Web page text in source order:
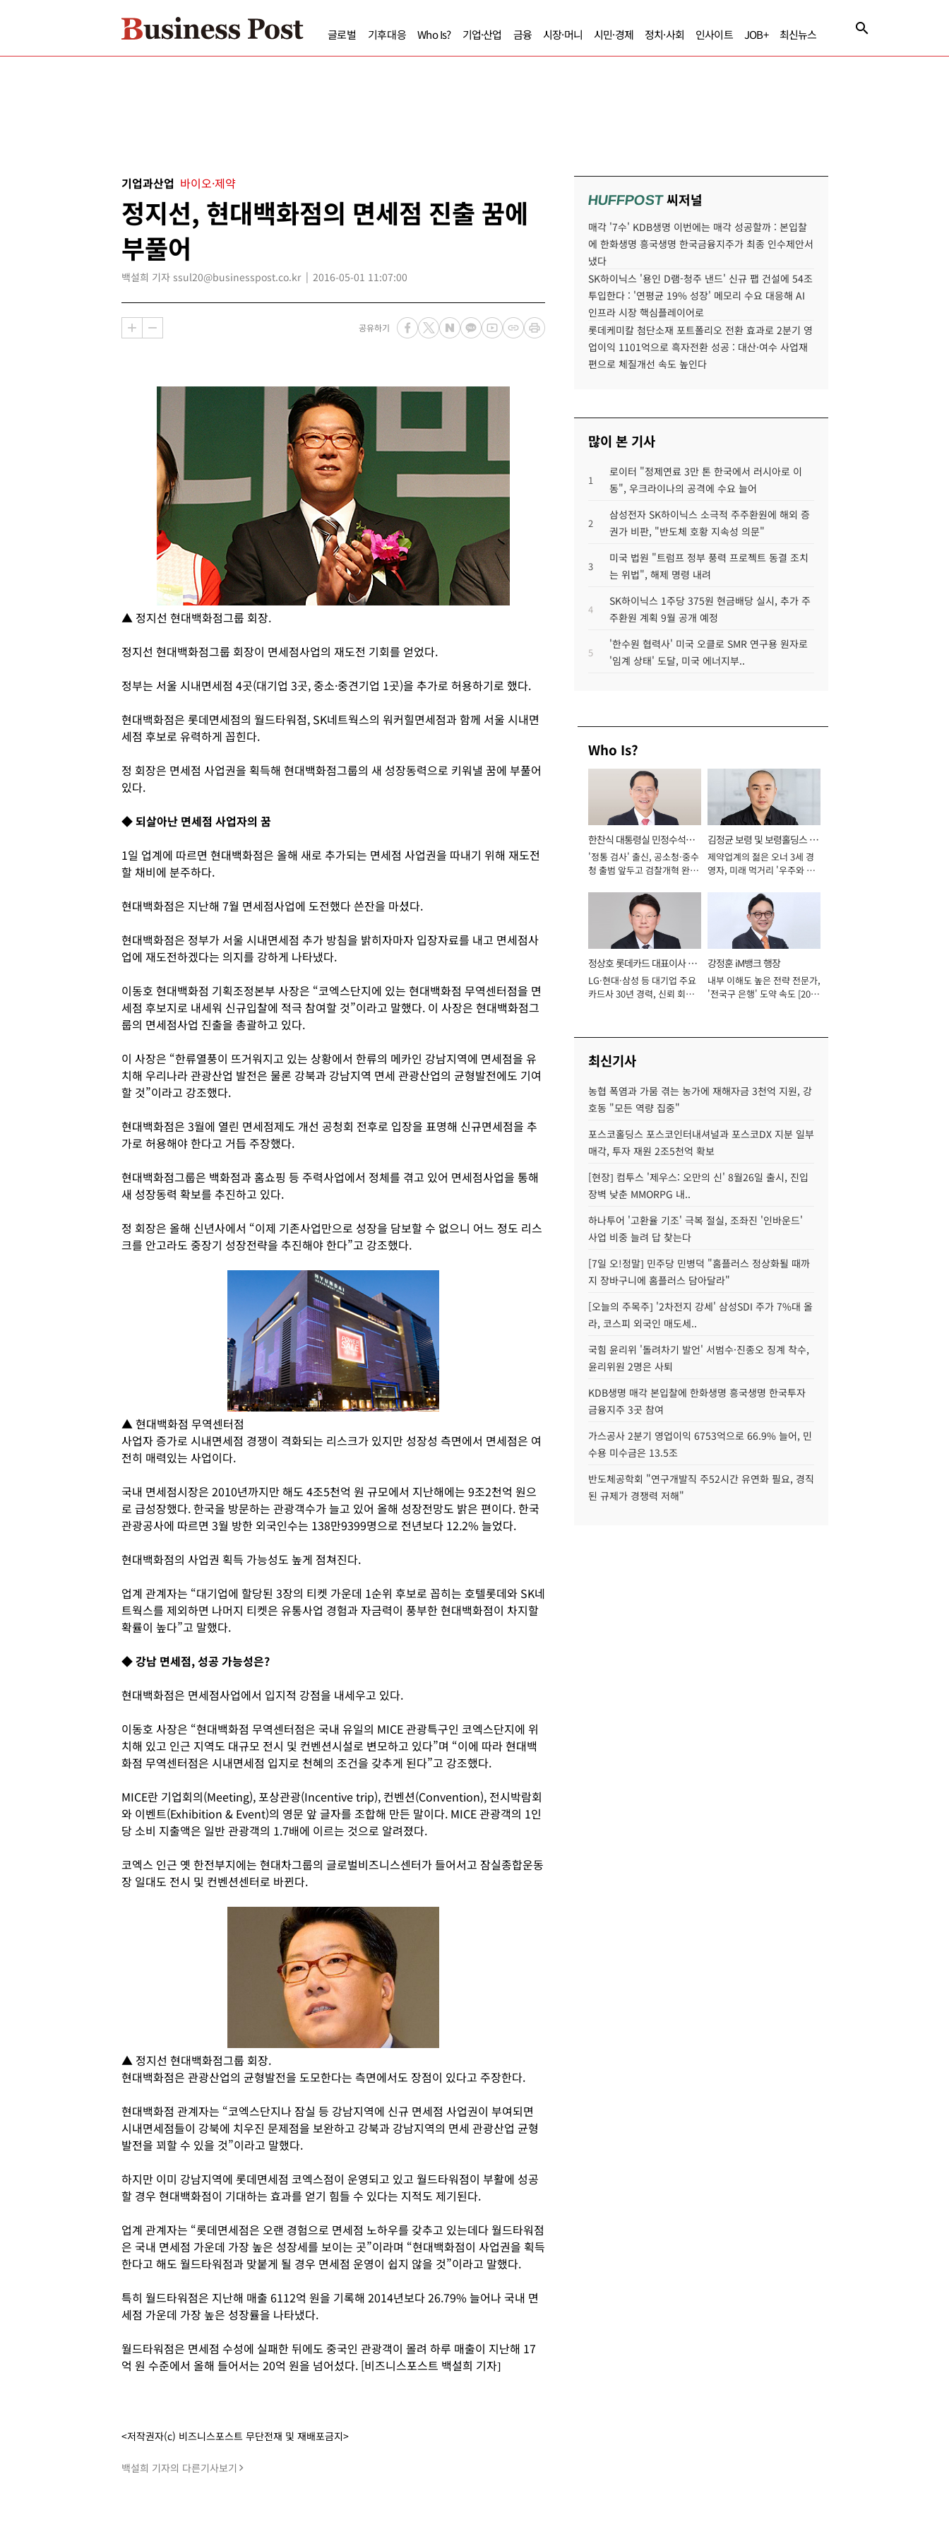
글로벌 기후대응 Who Is? 기업·산업 금융 시장·머니 시민·경제 정치·사회 인사이트 JOB+ 최신뉴스
기업과산업 바이오·제약
정지선, 현대백화점의 면세점 진출 꿈에
부풀어
백설희 기자 ssul20@businesspost.co.kr 2016-05-01 11:07:00
공유하기
▲ 정지선 현대백화점그룹 회장.
정지선 현대백화점그룹 회장이 면세점사업의 재도전 기회를 얻었다.
정부는 서울 시내면세점 4곳(대기업 3곳, 중소·중견기업 1곳)을 추가로 허용하기로 했다.
현대백화점은 롯데면세점의 월드타워점, SK네트웍스의 워커힐면세점과 함께 서울 시내면
세점 후보로 유력하게 꼽힌다.
정 회장은 면세점 사업권을 획득해 현대백화점그룹의 새 성장동력으로 키워낼 꿈에 부풀어
있다.
◆ 되살아난 면세점 사업자의 꿈
1일 업계에 따르면 현대백화점은 올해 새로 추가되는 면세점 사업권을 따내기 위해 재도전
할 채비에 분주하다.
현대백화점은 지난해 7월 면세점사업에 도전했다 쓴잔을 마셨다.
현대백화점은 정부가 서울 시내면세점 추가 방침을 밝히자마자 입장자료를 내고 면세점사
업에 재도전하겠다는 의지를 강하게 나타냈다.
이동호 현대백화점 기획조정본부 사장은 “코엑스단지에 있는 현대백화점 무역센터점을 면
세점 후보지로 내세워 신규입찰에 적극 참여할 것”이라고 말했다. 이 사장은 현대백화점그
룹의 면세점사업 진출을 총괄하고 있다.
이 사장은 “한류열풍이 뜨거워지고 있는 상황에서 한류의 메카인 강남지역에 면세점을 유
치해 우리나라 관광산업 발전은 물론 강북과 강남지역 면세 관광산업의 균형발전에도 기여
할 것”이라고 강조했다.
현대백화점은 3월에 열린 면세점제도 개선 공청회 전후로 입장을 표명해 신규면세점을 추
가로 허용해야 한다고 거듭 주장했다.
현대백화점그룹은 백화점과 홈쇼핑 등 주력사업에서 정체를 겪고 있어 면세점사업을 통해
새 성장동력 확보를 추진하고 있다.
정 회장은 올해 신년사에서 “이제 기존사업만으로 성장을 담보할 수 없으니 어느 정도 리스
크를 안고라도 중장기 성장전략을 추진해야 한다”고 강조했다.
▲ 현대백화점 무역센터점
사업자 증가로 시내면세점 경쟁이 격화되는 리스크가 있지만 성장성 측면에서 면세점은 여
전히 매력있는 사업이다.
국내 면세점시장은 2010년까지만 해도 4조5천억 원 규모에서 지난해에는 9조2천억 원으
로 급성장했다. 한국을 방문하는 관광객수가 늘고 있어 올해 성장전망도 밝은 편이다. 한국
관광공사에 따르면 3월 방한 외국인수는 138만9399명으로 전년보다 12.2% 늘었다.
현대백화점의 사업권 획득 가능성도 높게 점쳐진다.
업계 관계자는 “대기업에 할당된 3장의 티켓 가운데 1순위 후보로 꼽히는 호텔롯데와 SK네
트웍스를 제외하면 나머지 티켓은 유통사업 경험과 자금력이 풍부한 현대백화점이 차지할
확률이 높다”고 말했다.
◆ 강남 면세점, 성공 가능성은?
현대백화점은 면세점사업에서 입지적 강점을 내세우고 있다.
이동호 사장은 “현대백화점 무역센터점은 국내 유일의 MICE 관광특구인 코엑스단지에 위
치해 있고 인근 지역도 대규모 전시 및 컨벤션시설로 변모하고 있다”며 “이에 따라 현대백
화점 무역센터점은 시내면세점 입지로 천혜의 조건을 갖추게 된다”고 강조했다.
MICE란 기업회의(Meeting), 포상관광(Incentive trip), 컨벤션(Convention), 전시박람회
와 이벤트(Exhibition & Event)의 영문 앞 글자를 조합해 만든 말이다. MICE 관광객의 1인
당 소비 지출액은 일반 관광객의 1.7배에 이르는 것으로 알려졌다.
코엑스 인근 옛 한전부지에는 현대차그룹의 글로벌비즈니스센터가 들어서고 잠실종합운동
장 일대도 전시 및 컨벤션센터로 바뀐다.
▲ 정지선 현대백화점그룹 회장.
현대백화점은 관광산업의 균형발전을 도모한다는 측면에서도 장점이 있다고 주장한다.
현대백화점 관계자는 “코엑스단지나 잠실 등 강남지역에 신규 면세점 사업권이 부여되면
시내면세점들이 강북에 치우진 문제점을 보완하고 강북과 강남지역의 면세 관광산업 균형
발전을 꾀할 수 있을 것”이라고 말했다.
하지만 이미 강남지역에 롯데면세점 코엑스점이 운영되고 있고 월드타워점이 부활에 성공
할 경우 현대백화점이 기대하는 효과를 얻기 힘들 수 있다는 지적도 제기된다.
업계 관계자는 “롯데면세점은 오랜 경험으로 면세점 노하우를 갖추고 있는데다 월드타워점
은 국내 면세점 가운데 가장 높은 성장세를 보이는 곳”이라며 “현대백화점이 사업권을 획득
한다고 해도 월드타워점과 맞붙게 될 경우 면세점 운영이 쉽지 않을 것”이라고 말했다.
특히 월드타워점은 지난해 매출 6112억 원을 기록해 2014년보다 26.79% 늘어나 국내 면
세점 가운데 가장 높은 성장률을 나타냈다.
월드타워점은 면세점 수성에 실패한 뒤에도 중국인 관광객이 몰려 하루 매출이 지난해 17
억 원 수준에서 올해 들어서는 20억 원을 넘어섰다. [비즈니스포스트 백설희 기자]
<저작권자(c) 비즈니스포스트 무단전재 및 재배포금지>
백설희 기자의 다른기사보기
HUFFPOST씨저널
매각 '7수' KDB생명 이번에는 매각 성공할까 : 본입찰
에 한화생명 흥국생명 한국금융지주가 최종 인수제안서
냈다
SK하이닉스 '용인 D램-청주 낸드' 신규 팹 건설에 54조
투입한다 : '연평균 19% 성장' 메모리 수요 대응해 AI
인프라 시장 핵심플레이어로
롯데케미칼 첨단소재 포트폴리오 전환 효과로 2분기 영
업이익 1101억으로 흑자전환 성공 : 대산·여수 사업재
편으로 체질개선 속도 높인다
많이 본 기사
1
로이터 "정제연료 3만 톤 한국에서 러시아로 이
동", 우크라이나의 공격에 수요 늘어
2
삼성전자 SK하이닉스 소극적 주주환원에 해외 증
권가 비판, "반도체 호황 지속성 의문"
3
미국 법원 "트럼프 정부 풍력 프로젝트 동결 조치
는 위법", 해제 명령 내려
4
SK하이닉스 1주당 375원 현금배당 실시, 추가 주
주환원 계획 9월 공개 예정
5
'한수원 협력사' 미국 오클로 SMR 연구용 원자로
'임계 상태' 도달, 미국 에너지부..
Who Is?
한찬식 대통령실 민정수석비
서관
'정통 검사' 출신, 공소청·중수
청 출범 앞두고 검찰개혁 완수
김정균 보령 및 보령홀딩스 대
표이사 사장
제약업계의 젊은 오너 3세 경
영자, 미래 먹거리 '우주와 헬
정상호 롯데카드 대표이사 사
장
LG·현대·삼성 등 대기업 주요
카드사 30년 경력, 신뢰 회복
강정훈 iM뱅크 행장
내부 이해도 높은 전략 전문가,
'전국구 은행' 도약 속도 [2026
최신기사
농협 폭염과 가뭄 겪는 농가에 재해자금 3천억 지원, 강
호동 "모든 역량 집중"
포스코홀딩스 포스코인터내셔널과 포스코DX 지분 일부
매각, 투자 재원 2조5천억 확보
[현장] 컴투스 '제우스: 오만의 신' 8월26일 출시, 진입
장벽 낮춘 MMORPG 내..
하나투어 '고환율 기조' 극복 절실, 조좌진 '인바운드'
사업 비중 늘려 답 찾는다
[7일 오!정말] 민주당 민병덕 "홈플러스 정상화될 때까
지 장바구니에 홈플러스 담아달라"
[오늘의 주목주] '2차전지 강세' 삼성SDI 주가 7%대 올
라, 코스피 외국인 매도세..
국힘 윤리위 '돌려차기 발언' 서범수·진종오 징계 착수,
윤리위원 2명은 사퇴
KDB생명 매각 본입찰에 한화생명 흥국생명 한국투자
금융지주 3곳 참여
가스공사 2분기 영업이익 6753억으로 66.9% 늘어, 민
수용 미수금은 13.5조
반도체공학회 "연구개발직 주52시간 유연화 필요, 경직
된 규제가 경쟁력 저해"